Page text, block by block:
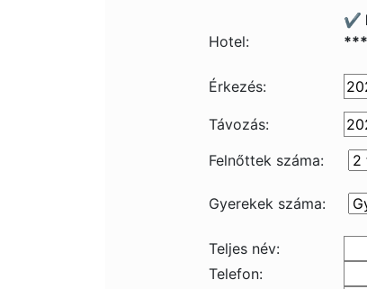
Hotel:
✔️
Érkezés:
Távozás:
Felnőttek száma:
Gyerekek száma:
Teljes név:
Telefon: